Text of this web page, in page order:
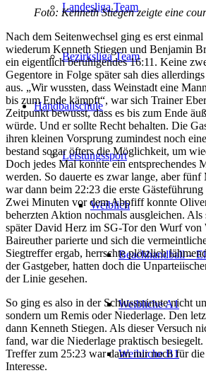
Landesliga Team
Bezirksliga Team
Handballschule
Leistungssport
Weiblich
Beachhandball –
Weibliche A1
Weibliche B1
Foto: Kenneth Stiegen zeigte eine
Nach dem Seitenwechsel ging es erst
wiederum Kenneth Stiegen und Benjamin
ein eigentlich beruhigendes 16:11. Keine
Gegentore in Folge später sah dies
aus. „Wir wussten, dass Weinstadt eine
bis zum Ende kämpft“, war sich Trainer
Zeitpunkt bewusst, dass es bis zum Ende
würde. Und er sollte Recht behalten. Die
ihren kleinen Vorsprung zumindest noch
bestand sogar öfters die Möglichkeit, um
Doch jedes Mal konnte ein entsprechendes
werden. So dauerte es zwar lange, aber
war dann beim 22:23 die erste
Zwei Minuten vor dem Abpfiff konnte
beherzten Aktion nochmals ausgleichen. Als
später David Herz im SG-Tor den Wurf von
Baireuther parierte und sich die
Siegtreffer ergab, herrschte plötzlich
der Gastgeber, hatten doch die
der Linie gesehen.
So ging es also in der Schlussminute nicht
sondern um Remis oder Niederlage. Den
dann Kenneth Stiegen. Als dieser Versuch
fand, war die Niederlage praktisch
Treffer zum 25:23 war dann nur noch für
Interesse.